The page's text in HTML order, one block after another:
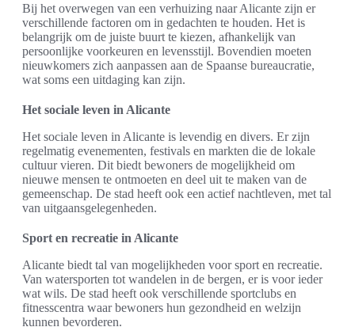
Bij het overwegen van een verhuizing naar Alicante zijn er
verschillende factoren om in gedachten te houden. Het is
belangrijk om de juiste buurt te kiezen, afhankelijk van
persoonlijke voorkeuren en levensstijl. Bovendien moeten
nieuwkomers zich aanpassen aan de Spaanse bureaucratie,
wat soms een uitdaging kan zijn.
Het sociale leven in Alicante
Het sociale leven in Alicante is levendig en divers. Er zijn
regelmatig evenementen, festivals en markten die de lokale
cultuur vieren. Dit biedt bewoners de mogelijkheid om
nieuwe mensen te ontmoeten en deel uit te maken van de
gemeenschap. De stad heeft ook een actief nachtleven, met tal
van uitgaansgelegenheden.
Sport en recreatie in Alicante
Alicante biedt tal van mogelijkheden voor sport en recreatie.
Van watersporten tot wandelen in de bergen, er is voor ieder
wat wils. De stad heeft ook verschillende sportclubs en
fitnesscentra waar bewoners hun gezondheid en welzijn
kunnen bevorderen.